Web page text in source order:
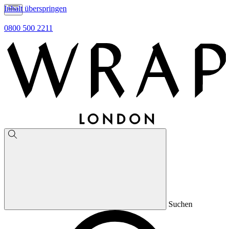
Inhalt überspringen
0800 500 2211
Suchen